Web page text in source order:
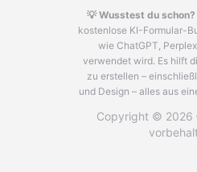
💡 Wusstest du schon?
kostenlose KI-Formular-
wie ChatGPT,
verwendet wird. Es hilft
zu erstellen –
und Design – alles aus
Copyright © 2026